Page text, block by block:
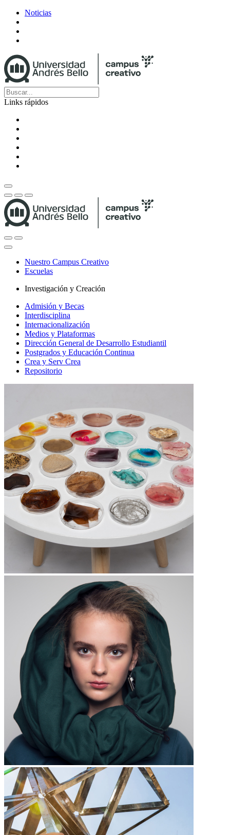
Noticias
Links rápidos
Nuestro Campus Creativo
Escuelas
Investigación y Creación
Admisión y Becas
Interdisciplina
Internacionalización
Medios y Plataformas
Dirección General de Desarrollo Estudiantil
Postgrados y Educación Continua
Crea y Serv Crea
Repositorio